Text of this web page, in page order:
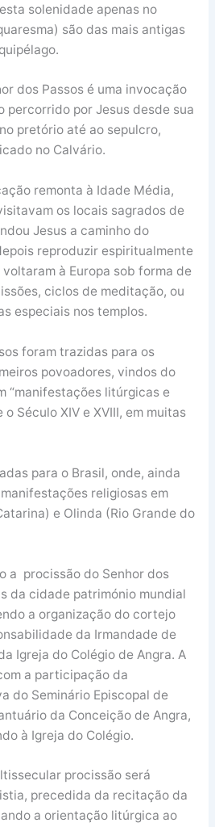
solenidade apenas no
são das mais antigas
dos Passos é uma invocação
percorrido por Jesus desde sua
pretório até ao sepulcro,
no Calvário.
remonta à Idade Média,
os locais sagrados de
Jesus a caminho do
reproduzir espiritualmente
à Europa sob forma de
ciclos de meditação, ou
especiais nos templos.
foram trazidas para os
povoadores, vindos do
“manifestações litúrgicas e
Século XIV e XVIII, em muitas
para o Brasil, onde, ainda
religiosas em
e Olinda (Rio Grande do
a procissão do Senhor dos
da cidade património mundial
a organização do cortejo
da Irmandade de
Igreja do Colégio de Angra. A
a participação da
do Seminário Episcopal de
da Conceição de Angra,
à Igreja do Colégio.
procissão será
precedida da recitação da
a orientação litúrgica ao